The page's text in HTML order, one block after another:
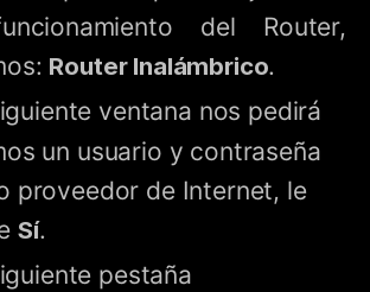
del Router,
Router Inalámbrico.
ventana nos pedirá
un usuario y contraseña
proveedor de Internet, le
Sí.
pestaña